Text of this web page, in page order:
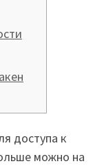
доступа к
можно на